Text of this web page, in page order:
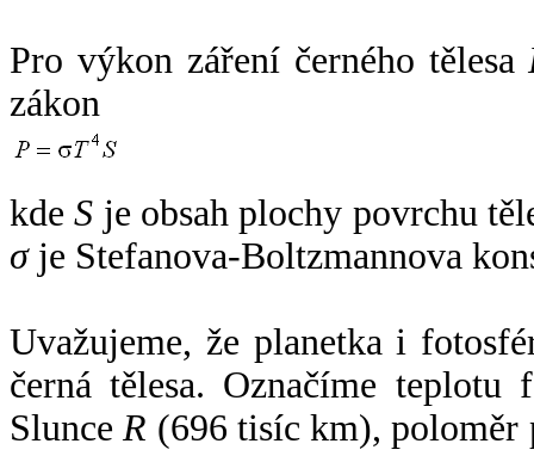
Pro výkon záření černého tělesa
zákon
kdeS je obsah plochy povrchu
σje Stefanova-Boltzmannova
Uvažujeme, že planetka i
černá tělesa. Označíme
SlunceR (696 tisíc km),